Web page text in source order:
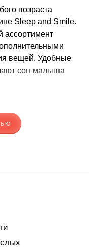
возраста
Sleep and Smile.
ассортимент
вещей. Удобные
сон малыша
конструкций и по
или без них для
детей